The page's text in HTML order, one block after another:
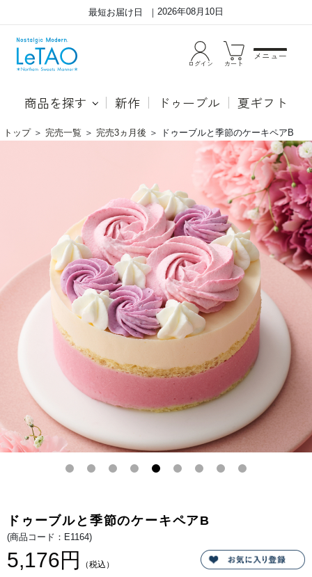
最短お届け日 2026年08月10日
ログイン カート
メニュー
商品を探す 新作 ドゥーブル 夏ギフト
トップ ＞ 完売一覧 ＞ 完売3ヵ月後 ＞
ドゥーブルと季節のケーキペアB
ージ
ュ」
るほ
どの
看板
商
品。
道の
生乳
から
作る
ルタ
製の
生ク
リー
ムと
世界
ぺた
が落
ちる
ほど
美味
しい
チー
ドゥーブルと季節のケーキペアB
(商品コード：E1164)
5,176円 （税込）